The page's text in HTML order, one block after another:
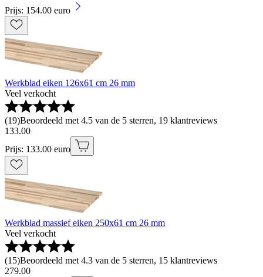
Prijs: 154.00 euro
Werkblad eiken 126x61 cm 26 mm
Veel verkocht
(19)Beoordeeld met 4.5 van de 5 sterren, 19 klantreviews
133.00
Prijs: 133.00 euro
Werkblad massief eiken 250x61 cm 26 mm
Veel verkocht
(15)Beoordeeld met 4.3 van de 5 sterren, 15 klantreviews
279.00